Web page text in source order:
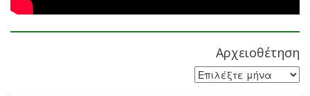
Αρχειοθέτηση
Αρχειοθέτηση